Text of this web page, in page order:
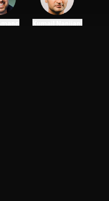
Kumail Nanjiani